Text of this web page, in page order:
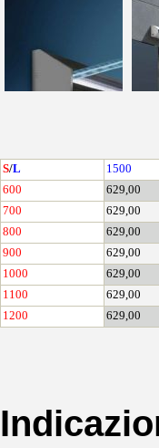
S/L 1500
600
629,00
700
629,00
800
629,00
900
629,00
1000
629,00
1100
629,00
1200
629,00